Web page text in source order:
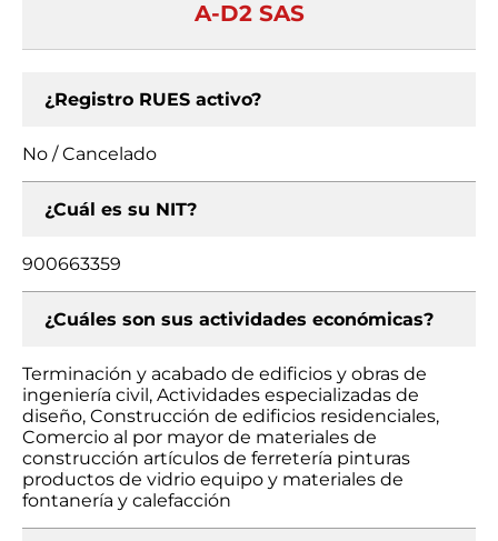
A-D2 SAS
¿Registro RUES activo?
No / Cancelado
¿Cuál es su NIT?
900663359
¿Cuáles son sus actividades económicas?
Terminación y acabado de edificios y obras de
ingeniería civil, Actividades especializadas de
diseño, Construcción de edificios residenciales,
Comercio al por mayor de materiales de
construcción artículos de ferretería pinturas
productos de vidrio equipo y materiales de
fontanería y calefacción